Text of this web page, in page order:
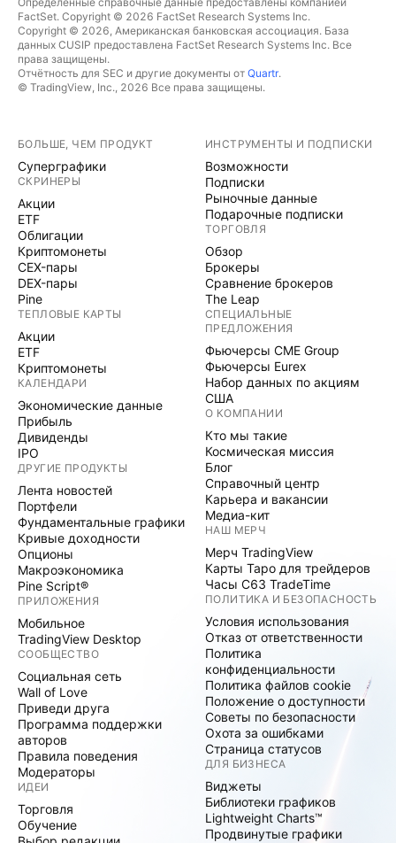
FactSet. Copyright © 2026 FactSet Research Systems Inc.
Copyright © 2026, Американская банковская ассоциация. База
данных CUSIP предоставлена FactSet Research Systems Inc. Все
права защищены.
Отчётность для SEC и другие документы от Quartr.
© TradingView, Inc., 2026 Все права защищены.
БОЛЬШЕ, ЧЕМ ПРОДУКТ
Суперграфики
СКРИНЕРЫ
Акции
ETF
Облигации
Криптомонеты
CEX-пары
DEX-пары
Pine
ТЕПЛОВЫЕ КАРТЫ
Акции
ETF
Криптомонеты
КАЛЕНДАРИ
Экономические данные
Прибыль
Дивиденды
IPO
ДРУГИЕ ПРОДУКТЫ
Лента новостей
Портфели
Фундаментальные графики
Кривые доходности
Опционы
Макроэкономика
Pine Script®
ПРИЛОЖЕНИЯ
Мобильное
TradingView Desktop
СООБЩЕСТВО
Социальная сеть
Wall of Love
Приведи друга
Программа поддержки
авторов
Правила поведения
Модераторы
ИДЕИ
Торговля
Обучение
ИНСТРУМЕНТЫ И ПОДПИСКИ
Возможности
Подписки
Рыночные данные
Подарочные подписки
ТОРГОВЛЯ
Обзор
Брокеры
Сравнение брокеров
The Leap
СПЕЦИАЛЬНЫЕ
ПРЕДЛОЖЕНИЯ
Фьючерсы CME Group
Фьючерсы Eurex
Набор данных по акциям
США
О КОМПАНИИ
Кто мы такие
Космическая миссия
Блог
Справочный центр
Карьера и вакансии
Медиа-кит
НАШ МЕРЧ
Мерч TradingView
Карты Таро для трейдеров
Часы C63 TradeTime
ПОЛИТИКА И БЕЗОПАСНОСТЬ
Условия использования
Отказ от ответственности
Политика
конфиденциальности
Политика файлов cookie
Положение о доступности
Советы по безопасности
Охота за ошибками
Страница статусов
ДЛЯ БИЗНЕСА
Виджеты
Библиотеки графиков
Lightweight Charts™
Продвинутые графики